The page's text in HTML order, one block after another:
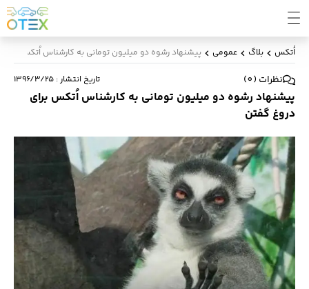
اُتکس بلاگ عمومی پیشنهاد رشوه دو میلیون تومانی به کارشناس اُتکس برای
نظرات (
0
) تاریخ انتشار: ۱۳۹۶/۳/۲۵
پیشنهاد رشوه دو میلیون تومانی به کارشناس اُتکس برای
دروغ گفتن